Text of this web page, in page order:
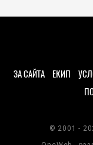
ЗА САЙТА ЕКИП
© 2001 -